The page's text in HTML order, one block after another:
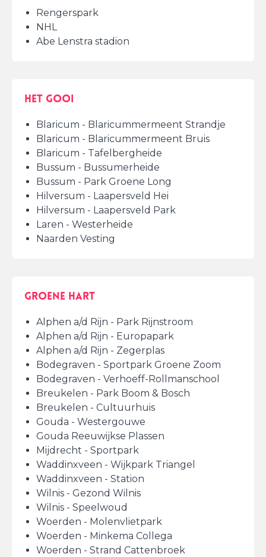
Rengerspark
NHL
Abe Lenstra stadion
het Gooi
Blaricum - Blaricummermeent Strandje
Blaricum - Blaricummermeent Bruis
Blaricum - Tafelbergheide
Bussum - Bussumerheide
Bussum - Park Groene Long
Hilversum - Laapersveld Hei
Hilversum - Laapersveld Park
Laren - Westerheide
Naarden Vesting
Groene hart
Alphen a/d Rijn - Park Rijnstroom
Alphen a/d Rijn - Europapark
Alphen a/d Rijn - Zegerplas
Bodegraven - Sportpark Groene Zoom
Bodegraven - Verhoeff-Rollmanschool
Breukelen - Park Boom & Bosch
Breukelen - Cultuurhuis
Gouda - Westergouwe
Gouda Reeuwijkse Plassen
Mijdrecht - Sportpark
Waddinxveen - Wijkpark Triangel
Waddinxveen - Station
Wilnis - Gezond Wilnis
Wilnis - Speelwoud
Woerden - Molenvlietpark
Woerden - Minkema Collega
Woerden - Strand Cattenbroek